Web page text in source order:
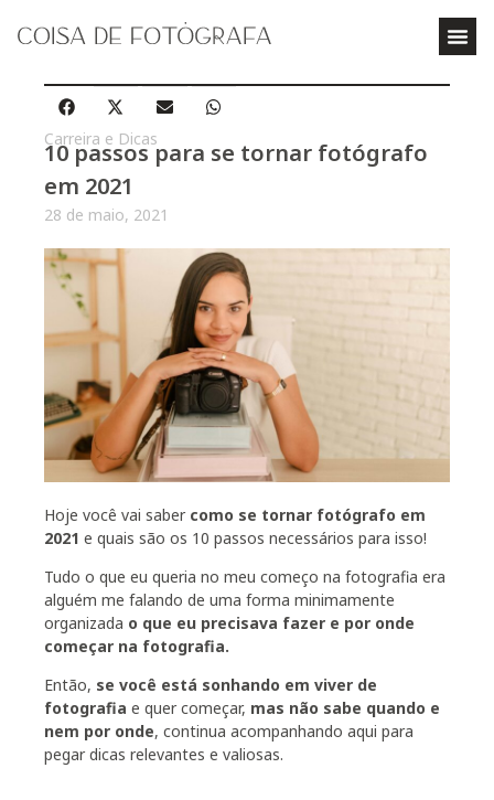
Carreira e Dicas
10 passos para se tornar fotógrafo
em 2021
28 de maio, 2021
Hoje você vai saber como se tornar fotógrafo em
2021 e quais são os 10 passos necessários para isso!
Tudo o que eu queria no meu começo na fotografia era
alguém me falando de uma forma minimamente
organizada o que eu precisava fazer e por onde
começar na fotografia.
Então, se você está sonhando em viver de
fotografia e quer começar, mas não sabe quando e
nem por onde, continua acompanhando aqui para
pegar dicas relevantes e valiosas.